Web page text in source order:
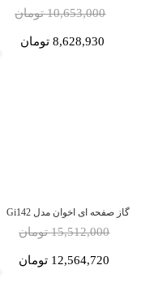
10,653,000 تومان
8,628,930 تومان
گاز صفحه ای اخوان مدل Gi142
15,512,000 تومان
12,564,720 تومان